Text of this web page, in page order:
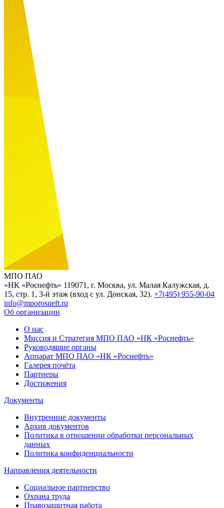
МПО ПАО
«НК «Роснефть» 119071, г. Москва, ул. Малая Калужская, д.
15, стр. 1, 3-й этаж (вход с ул. Донская, 32). +7(495) 955-90-04
info@mporosneft.ru
Об организации
О нас
Миссия и Стратегия МПО ПАО «НК «Роснефть»
Руководящие органы
Аппарат МПО ПАО «НК «Роснефть»
Галерея почёта
Партнеры
Достижения
Документы
Внутренние документы
Архив документов
Политика в отношении обработки персональных
данных
Политика конфиденциальности
Направления деятельности
Социальное партнерство
Охрана труда
Правозащитная работа